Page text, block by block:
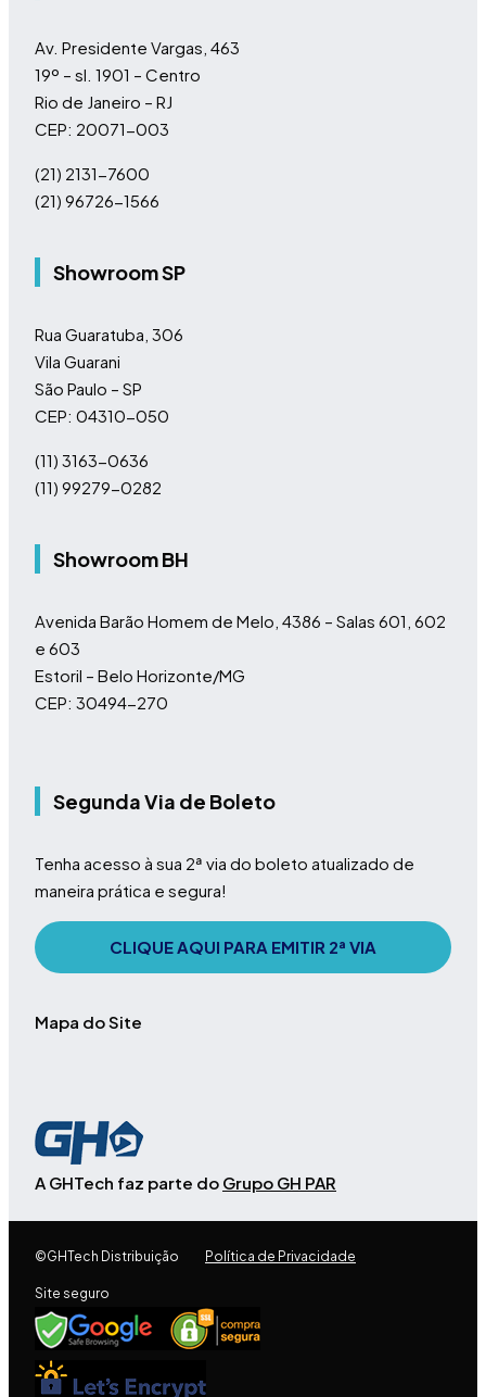
Av. Presidente Vargas, 463
19º – sl. 1901 – Centro
Rio de Janeiro – RJ
CEP: 20071-003
(21) 2131-7600
(21) 96726-1566
Showroom SP
Rua Guaratuba, 306
Vila Guarani
São Paulo – SP
CEP: 04310-050
(11) 3163-0636
(11) 99279-0282
Showroom BH
Avenida Barão Homem de Melo, 4386 – Salas 601, 602
e 603
Estoril – Belo Horizonte/MG
CEP: 30494-270
Segunda Via de Boleto
Tenha acesso à sua 2ª via do boleto atualizado de
maneira prática e segura!
CLIQUE AQUI PARA EMITIR 2ª VIA
Mapa do Site
A GHTech faz parte do Grupo GH PAR
©GHTech Distribuição Política de Privacidade
Site seguro